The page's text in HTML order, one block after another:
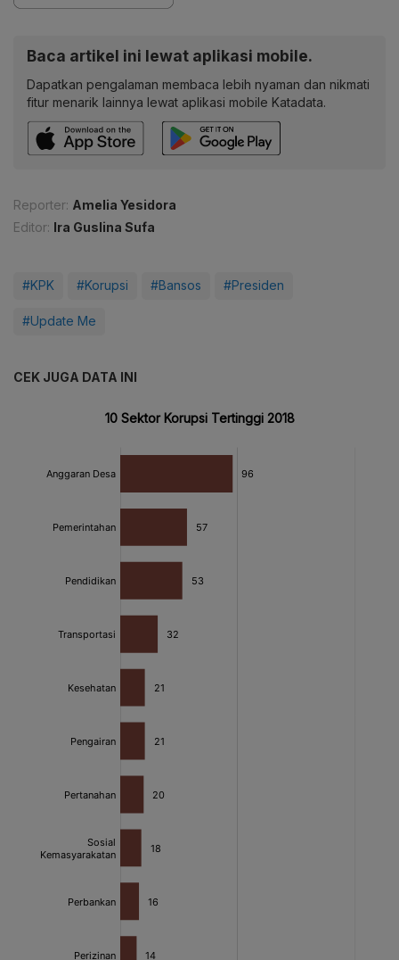
Baca artikel ini lewat aplikasi mobile.
Dapatkan pengalaman membaca lebih nyaman dan nikmati
fitur menarik lainnya lewat aplikasi mobile Katadata.
Reporter: Amelia Yesidora
Editor: Ira Guslina Sufa
#KPK #Korupsi #Bansos #Presiden
#Update Me
CEK JUGA DATA INI